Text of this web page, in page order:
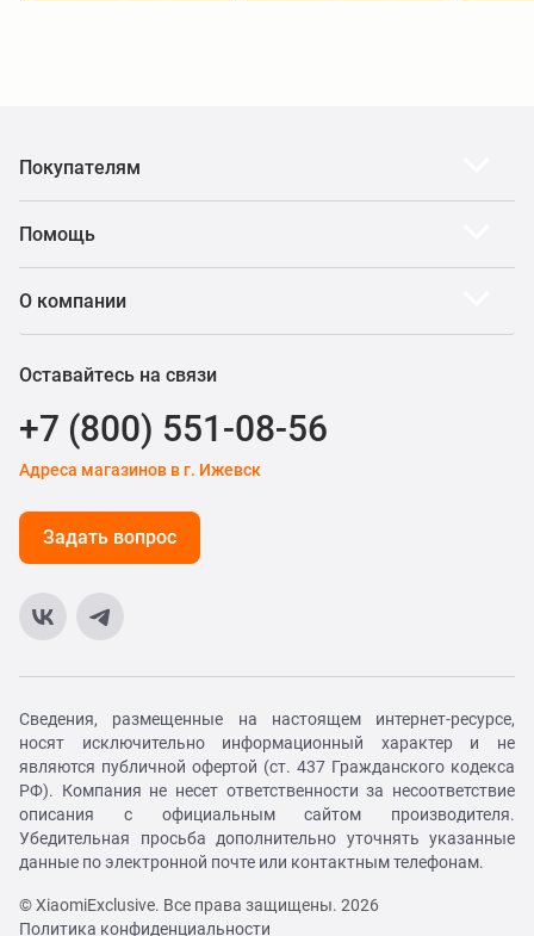
Покупателям
Помощь
О компании
Оставайтесь на связи
+7 (800) 551-08-56
Адреса магазинов в г. Ижевск
Задать вопрос
Сведения, размещенные на настоящем интернет-ресурсе,
носят исключительно информационный характер и не
являются публичной офертой (ст. 437 Гражданского кодекса
РФ). Компания не несет ответственности за несоответствие
описания с официальным сайтом производителя.
Убедительная просьба дополнительно уточнять указанные
данные по электронной почте или контактным телефонам.
© XiaomiExclusive. Все права защищены. 2026
Политика конфиденциальности